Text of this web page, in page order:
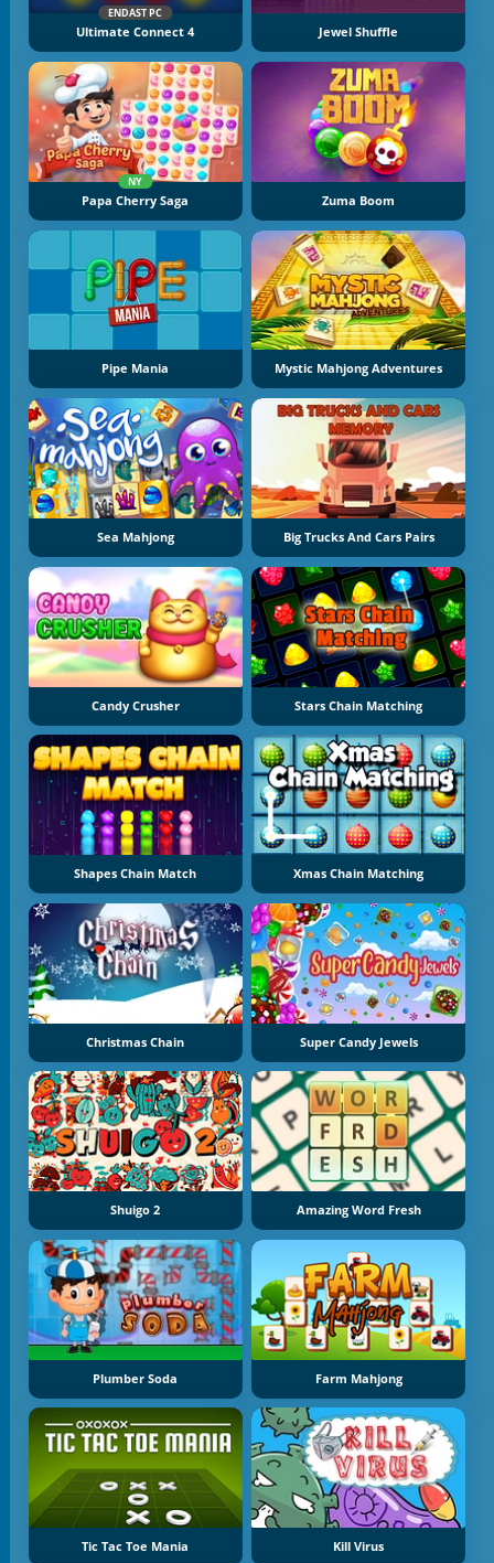
ENDAST PC
Ultimate Connect 4 Jewel Shuffle
NY
Papa Cherry Saga Zuma Boom
Pipe Mania Mystic Mahjong Adventures
Sea Mahjong Big Trucks And Cars Pairs
Candy Crusher Stars Chain Matching
Shapes Chain Match Xmas Chain Matching
Christmas Chain Super Candy Jewels
Shuigo 2 Amazing Word Fresh
Plumber Soda Farm Mahjong
Tic Tac Toe Mania Kill Virus